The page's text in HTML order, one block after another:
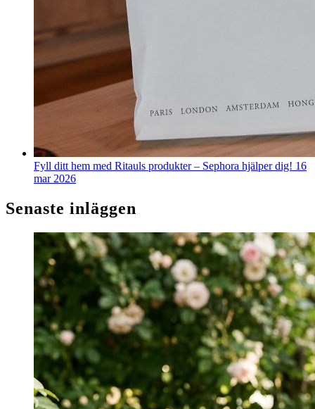
Fyll ditt hem med Ritauls produkter – Sephora hjälper dig! 16
mar 2026
Senaste inläggen